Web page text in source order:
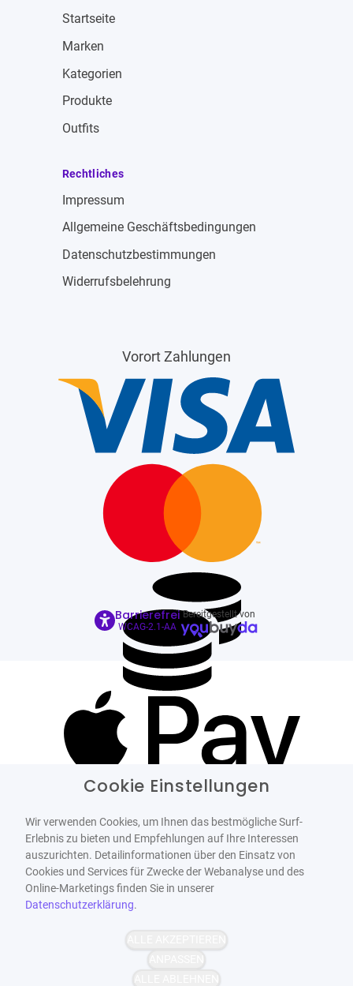
Startseite
Marken
Kategorien
Produkte
Outfits
Rechtliches
Impressum
Allgemeine Geschäftsbedingungen
Datenschutzbestimmungen
Widerrufsbelehrung
Vorort Zahlungen
Barrierefrei
WCAG-2.1-AA
Bereitgestellt von
Cookie Einstellungen
Wir verwenden Cookies, um Ihnen das bestmögliche Surf-
Erlebnis zu bieten und Empfehlungen auf Ihre Interessen
auszurichten. Detailinformationen über den Einsatz von
Cookies und Services für Zwecke der Webanalyse und des
Online-Marketings finden Sie in unserer
Datenschutzerklärung.
ALLE AKZEPTIEREN
ANPASSEN
ALLE ABLEHNEN